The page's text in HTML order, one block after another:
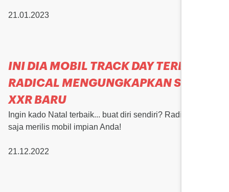
21.01.2023
INI DIA MOBIL TRACK DAY TERBAIK?
RADICAL MENGUNGKAPKAN SR3
XXR BARU
Ingin kado Natal terbaik... buat diri sendiri? Radical baru
saja merilis mobil impian Anda!
21.12.2022